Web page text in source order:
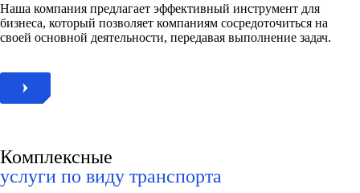
Наша компания предлагает эффективный инструмент для
бизнеса, который позволяет компаниям сосредоточиться на
своей основной деятельности, передавая выполнение задач.
Комплексные
услуги по виду транспорта